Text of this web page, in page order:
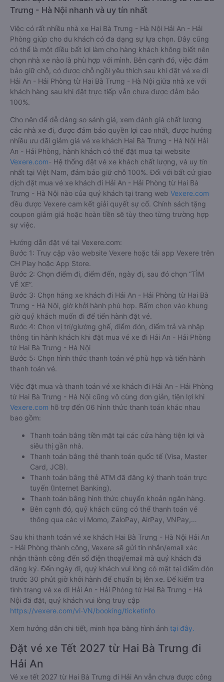
Trưng - Hà Nội nhanh và uy tín nhất
Việc có rất nhiều nhà xe Hai Bà Trưng - Hà Nội Hải An - Hải
Phòng giúp cho du khách có đa dạng sự lựa chọn. Đây cũng
có thể là một điều bất lợi làm cho hàng khách không biết nên
chọn nhà xe nào là phù hợp với mình. Bên cạnh đó, việc đảm
bảo giữ chỗ, có được chỗ ngồi yêu thích sau khi đặt vé xe đi
Hải An - Hải Phòng từ Hai Bà Trưng - Hà Nội giữa nhà xe với
khách hàng sau khi đặt trực tiếp vẫn chưa được đảm bảo
100%.
Cho nên để dễ dàng so sánh giá, xem đánh giá chất lượng
các nhà xe đi, được đảm bảo quyền lợi cao nhất, được hưởng
nhiều ưu đãi giảm giá vé xe khách Hai Bà Trưng - Hà Nội Hải
An - Hải Phòng, hành khách có thể đặt mua tại website
Vexere.com- Hệ thống đặt vé xe khách chất lượng, và uy tín
nhất tại Việt Nam, đảm bảo giữ chỗ 100%. Đối với bất cứ giao
dịch đặt mua vé xe khách đi Hải An - Hải Phòng từ Hai Bà
Trưng - Hà Nội nào của quý khách tại trang web Vexere.com
đều được Vexere cam kết giải quyết sự cố. Chính sách tặng
coupon giảm giá hoặc hoàn tiền sẽ tùy theo từng trường hợp
sự việc.
Hướng dẫn đặt vé tại Vexere.com:
Bước 1: Truy cập vào website Vexere hoặc tải app Vexere trên
CH Play hoặc App Store.
Bước 2: Chọn điểm đi, điểm đến, ngày đi, sau đó chọn “TÌM
VÉ XE”.
Bước 3: Chọn hãng xe khách đi Hải An - Hải Phòng từ Hai Bà
Trưng - Hà Nội, giờ khởi hành phù hợp. Bấm chọn vào khung
giờ quý khách muốn đi để tiến hành đặt vé.
Bước 4: Chọn vị trí/giường ghế, điểm đón, điểm trả và nhập
thông tin hành khách khi đặt mua vé xe đi Hải An - Hải Phòng
từ Hai Bà Trưng - Hà Nội
Bước 5: Chọn hình thức thanh toán vé phù hợp và tiến hành
thanh toán vé.
Việc đặt mua và thanh toán vé xe khách đi Hải An - Hải Phòng
từ Hai Bà Trưng - Hà Nội cũng vô cùng đơn giản, tiện lợi khi
Vexere.com hỗ trợ đến 06 hình thức thanh toán khác nhau
bao gồm:
Thanh toán bằng tiền mặt tại các cửa hàng tiện lợi và
siêu thị gần nhà.
Thanh toán bằng thẻ thanh toán quốc tế (Visa, Master
Card, JCB).
Thanh toán bằng thẻ ATM đã đăng ký thanh toán trực
tuyến (Internet Banking).
Thanh toán bằng hình thức chuyển khoản ngân hàng.
Bên cạnh đó, quý khách cũng có thể thanh toán vé
thông qua các ví Momo, ZaloPay, AirPay, VNPay,…
Sau khi thanh toán vé xe khách Hai Bà Trưng - Hà Nội Hải An
- Hải Phòng thành công, Vexere sẽ gửi tin nhắn/email xác
nhận thành công đến số điện thoại/email mà quý khách đã
đăng ký. Đến ngày đi, quý khách vui lòng có mặt tại điểm đón
trước 30 phút giờ khởi hành để chuẩn bị lên xe. Để kiểm tra
tình trạng vé xe đi Hải An - Hải Phòng từ Hai Bà Trưng - Hà
Nội đã đặt, quý khách vui lòng truy cập
https://vexere.com/vi-VN/booking/ticketinfo
Xem hướng dẫn chi tiết, minh họa bằng hình ảnh tại đây.
Đặt vé xe Tết 2027 từ Hai Bà Trưng đi
Hải An
Vé xe tết 2027 từ Hai Bà Trưng đi Hải An vẫn chưa được công